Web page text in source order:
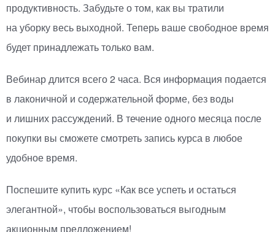
продуктивность. Забудьте о том, как вы тратили
на уборку весь выходной. Теперь ваше свободное время
будет принадлежать только вам.
Вебинар длится всего 2 часа. Вся информация подается
в лаконичной и содержательной форме, без воды
и лишних рассуждений. В течение одного месяца после
покупки вы сможете смотреть запись курса в любое
удобное время.
Поспешите купить курс «Как все успеть и остаться
элегантной», чтобы воспользоваться выгодным
акционным предложением!